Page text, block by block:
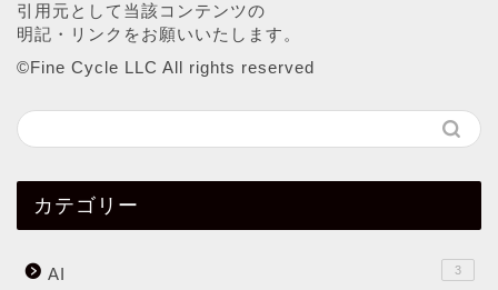
引用元として当該コンテンツの
明記・リンクをお願いいたします。
©︎Fine Cycle LLC All rights reserved
カテゴリー
AI 3